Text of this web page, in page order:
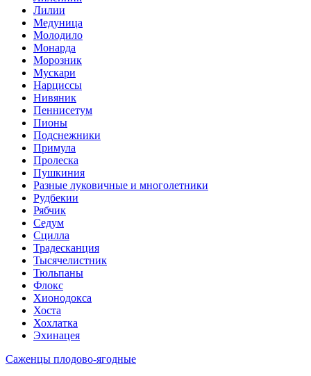
Лилии
Медуница
Молодило
Монарда
Морозник
Мускари
Нарциссы
Нивяник
Пеннисетум
Пионы
Подснежники
Примула
Пролеска
Пушкиния
Разные луковичные и многолетники
Рудбекии
Рябчик
Седум
Сцилла
Традесканция
Тысячелистник
Тюльпаны
Флокс
Хионодокса
Хоста
Хохлатка
Эхинацея
Саженцы плодово-ягодные